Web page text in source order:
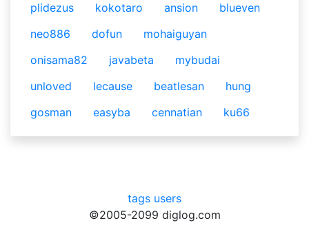
plidezus
kokotaro ansion
blueven
neo886
dofun
mohaiguyan
onisama82
javabeta
mybudai
unloved
lecause beatlesan
hung
gosman
easyba cennatian ku66
tags users
©2005-2099 diglog.com